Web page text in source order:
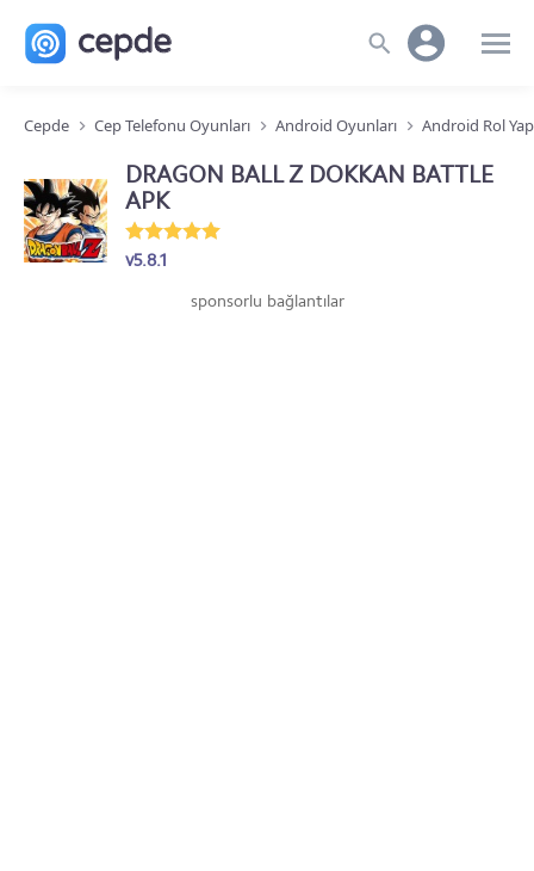
Cepde Cep Telefonu Oyunları Android Oyunları Android Rol
DRAGON BALL Z DOKKAN BATTLE
APK
v5.8.1
sponsorlu bağlantılar